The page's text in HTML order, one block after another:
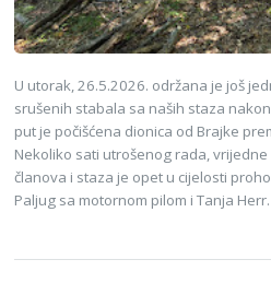
U utorak, 26.5.2026. održana je još
srušenih stabala sa naših staza
put je počišćena dionica od Brajke
Nekoliko sati utrošenog rada,
članova i staza je opet u cijelosti
Paljug sa motornom pilom i Tanja Herr.